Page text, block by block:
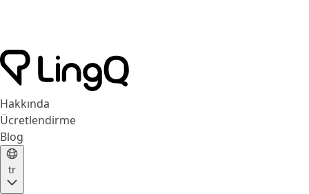
Hakkında
Ücretlendirme
Blog
tr